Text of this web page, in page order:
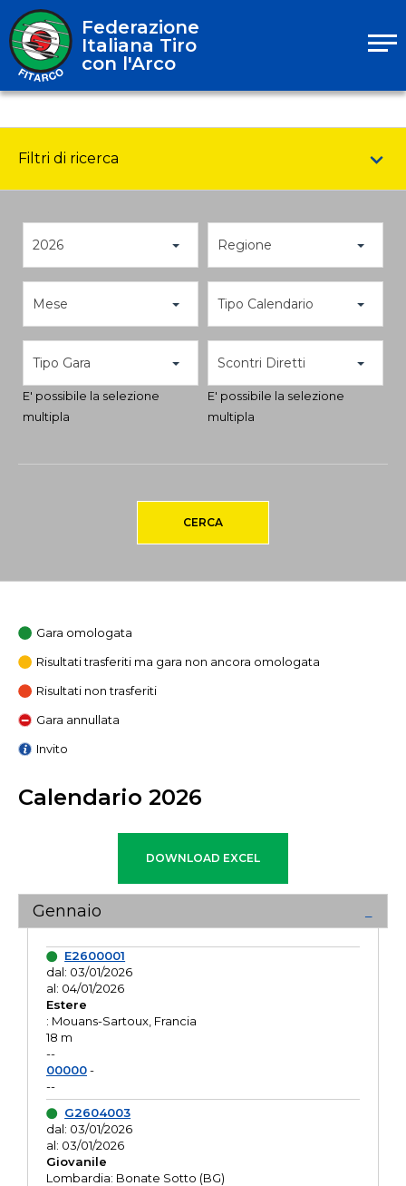
Federazione
Italiana Tiro
con l'Arco
Filtri di ricerca
2026 Regione
Mese Tipo Calendario
Tipo Gara
E' possibile la selezione
multipla
Scontri Diretti
E' possibile la selezione
multipla
CERCA
Gara omologata
Risultati trasferiti ma gara non ancora omologata
Risultati non trasferiti
Gara annullata
Invito
Calendario 2026
Gennaio
E2600001
dal: 03/01/2026
al: 04/01/2026
Estere
: Mouans-Sartoux, Francia
18 m
--
00000-
--
G2604003
dal: 03/01/2026
al: 03/01/2026
Giovanile
Lombardia: Bonate Sotto (BG)